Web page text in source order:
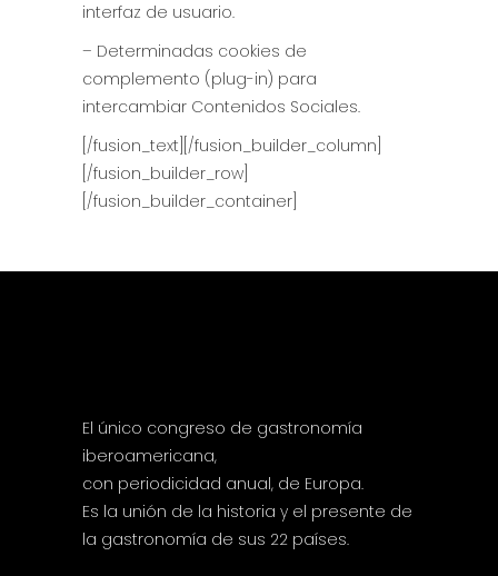
interfaz de usuario.
– Determinadas cookies de
complemento (plug-in) para
intercambiar Contenidos Sociales.
[/fusion_text][/fusion_builder_column]
[/fusion_builder_row]
[/fusion_builder_container]
El único congreso de gastronomía
iberoamericana,
con periodicidad anual, de Europa.
Es la unión de la historia y el presente de
la gastronomía de sus 22 países.